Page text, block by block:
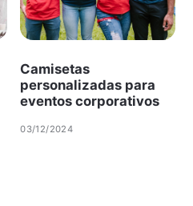
Camisetas
personalizadas para
eventos corporativos
03/12/2024